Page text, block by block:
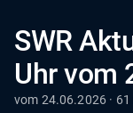
SWR
Uhr vom
vom 24.06.2026 · 61